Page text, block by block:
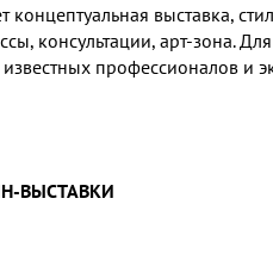
концептуальная выставка,
консультации, арт-зона.
профессионалов и
ВЫСТАВКИ